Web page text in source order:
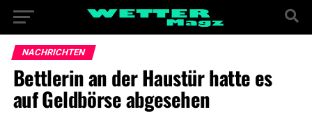
NACHRICHTEN
Bettlerin an der Haustür hatte es
auf Geldbörse abgesehen